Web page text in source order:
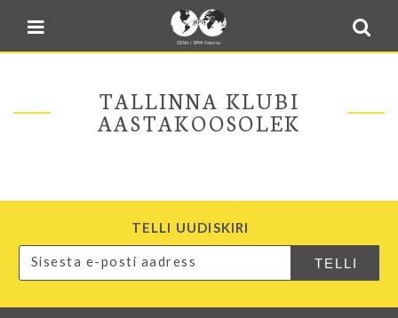
Sulge menüü
Blogi
E-pood
Minu BPW
TALLINNA KLUBI
AASTAKOOSOLEK
TELLI UUDISKIRI